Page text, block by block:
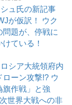
ュ氏の新記事
が仮訳！ ウク
題が、停戦に
ている！
シア大統領府内
ーン攻撃!? ウ
旗作戦」と強
世界大戦への非